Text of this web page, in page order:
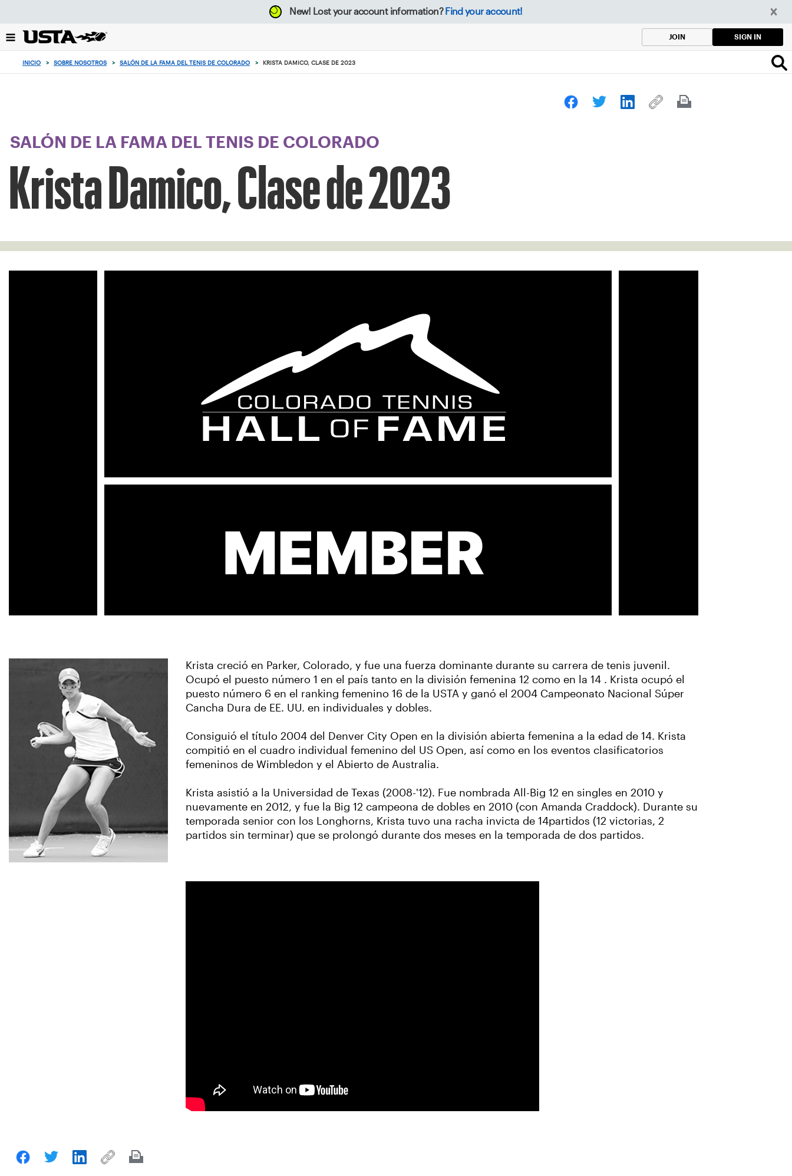
el
botón
New! Lost your account information? Find your account!
JOIN SIGN IN
INICIO > SOBRE NOSOTROS > SALÓN DE LA FAMA DEL TENIS DE COLORADO > KRISTA DAMICO, CLASE DE 2023
SALÓN DE LA FAMA DEL TENIS DE COLORADO
Krista Damico, Clase de 2023
Krista creció en Parker, Colorado, y fue una fuerza dominante durante su carrera de tenis juvenil.
Ocupó el puesto número 1 en el país tanto en la división femenina 12 como en la 14 . Krista ocupó el
puesto número 6 en el ranking femenino 16 de la USTA y ganó el 2004 Campeonato Nacional Súper
Cancha Dura de EE. UU. en individuales y dobles.
Consiguió el título 2004 del Denver City Open en la división abierta femenina a la edad de 14. Krista
compitió en el cuadro individual femenino del US Open, así como en los eventos clasificatorios
femeninos de Wimbledon y el Abierto de Australia.
Krista asistió a la Universidad de Texas (2008-'12). Fue nombrada All-Big 12 en singles en 2010 y
nuevamente en 2012, y fue la Big 12 campeona de dobles en 2010 (con Amanda Craddock). Durante su
temporada senior con los Longhorns, Krista tuvo una racha invicta de 14partidos (12 victorias, 2
partidos sin terminar) que se prolongó durante dos meses en la temporada de dos partidos.